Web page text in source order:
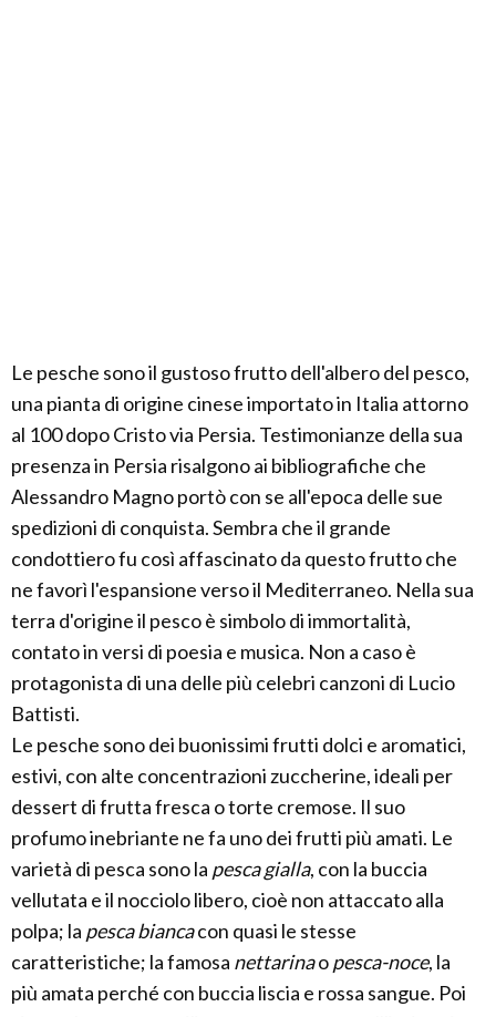
Le pesche sono il gustoso frutto dell'albero del pesco,
una pianta di origine cinese importato in Italia attorno
al 100 dopo Cristo via Persia. Testimonianze della sua
presenza in Persia risalgono ai bibliografiche che
Alessandro Magno portò con se all'epoca delle sue
spedizioni di conquista. Sembra che il grande
condottiero fu così affascinato da questo frutto che
ne favorì l'espansione verso il Mediterraneo. Nella sua
terra d'origine il pesco è simbolo di immortalità,
contato in versi di poesia e musica. Non a caso è
protagonista di una delle più celebri canzoni di Lucio
Battisti.
Le pesche sono dei buonissimi frutti dolci e aromatici,
estivi, con alte concentrazioni zuccherine, ideali per
dessert di frutta fresca o torte cremose. Il suo
profumo inebriante ne fa uno dei frutti più amati. Le
varietà di pesca sono la pesca gialla, con la buccia
vellutata e il nocciolo libero, cioè non attaccato alla
polpa; la pesca biancacon quasi le stesse
caratteristiche; la famosa nettarinaopesca-noce, la
più amata perché con buccia liscia e rossa sangue. Poi